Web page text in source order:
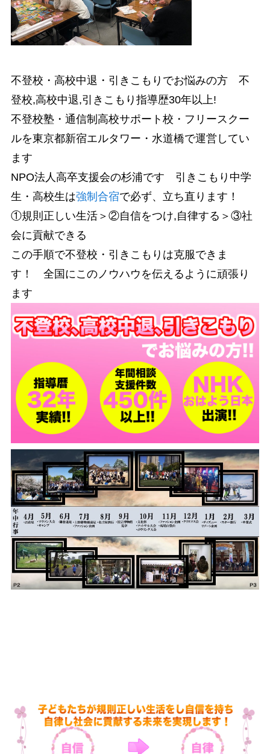
不登校・高校中退・引きこもりでお悩みの方 不
登校,高校中退,引きこもり指導歴30年以上!
不登校塾・通信制高校サポート校・フリースクー
ルを東京都新宿エルタワー・水道橋で運営してい
ます
NPO法人高卒支援会の杉浦です 引きこもり中学
生・高校生は強制合宿で必ず、立ち直ります！
①規則正しい生活＞②自信をつけ,自律する＞③社
会に貢献できる
この手順で不登校・引きこもりは克服できま
す！ 全国にこのノウハウを伝えるように頑張り
ます